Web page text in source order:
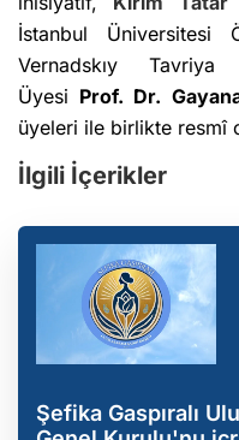
İstanbul Üniversitesi
Vernadskıy
Üyesi Prof. Dr.
üyeleri ile birlikte resmî
İlgili İçerikler
Şefika Gaspıralı